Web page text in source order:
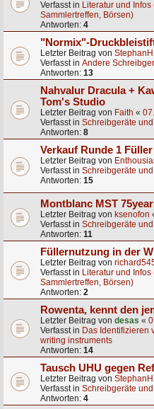
Verfasst in Literatur und
Sammlertreffen, Börsen)
Antworten: 4
"Normix"-
Letzter Beitrag von
Verfasst in Andere
Antworten: 13
Nahvalur Dracula +
Tom's Studio
Letzter Beitrag von Faith «
Verfasst in Schreibgeräte
Antworten: 8
Verkauf Runde 1
Letzter Beitrag von
Verfasst in Schreibgeräte
Antworten: 15
Montblanc MST
Letzter Beitrag von ksenofon
Verfasst in Schreibgeräte
Antworten: 11
Füllernutzung in der
Letzter Beitrag von
Verfasst in Literatur und
Sammlertreffen, Börsen)
Antworten: 2
Rowenta, kennt den
Letzter Beitrag von desas «
Verfasst in Das Identifizieren
writing instruments
Antworten: 14
Tausch UHU gegen
Letzter Beitrag von
Verfasst in Schreibgeräte
Antworten: 4